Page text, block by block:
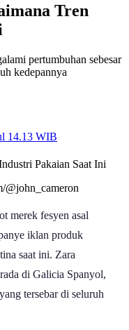
Tren
pertumbuhan sebesar
kedepannya
14.13 WIB
@john_cameron
merek fesyen asal
iklan produk
saat ini. Zara
di Galicia Spanyol,
tersebar di seluruh